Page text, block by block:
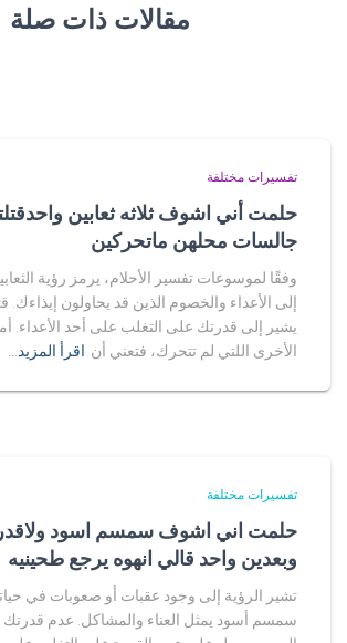
مقالات ذات صلة
تفسيرات مختلفة
حلمت أني اشوف ثلاثه ثعابين
جالسات محلهن ماتحركين
وفقًا لموسوعات تفسير الأحلام، يرمز رؤية
إلى الأعداء والخصوم الذين قد يحاولون إيذاءك.
يشير إلى قدرتك على التغلب على أحد الأعداء. أما
الأخرى اللتي لم تتحرك، فتعني أن اقرأ المزيد…
تفسيرات مختلفة
حلمت اني اشوف سمسم اسود
وبعدين واحد قالي انهوه يرجع طحينيه
تشير الرؤية إلى وجود عقبات أو صعوبات في
سمسم أسود يمثل العناء والمشاكل. عدم